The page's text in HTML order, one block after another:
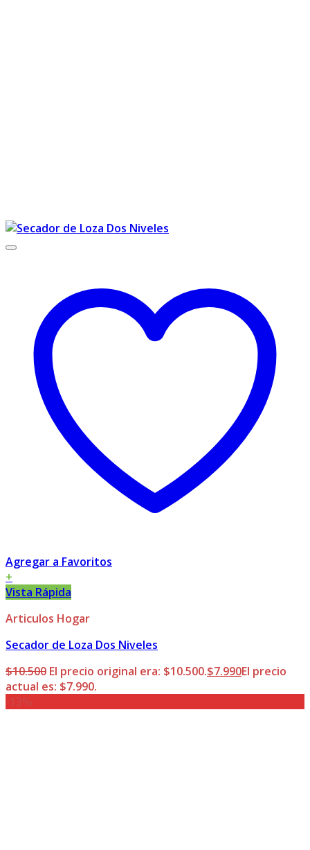
Agregar a Favoritos
+
Vista Rápida
Articulos Hogar
Secador de Loza Dos Niveles
$10.500 El precio original era: $10.500.$7.990El precio
actual es: $7.990.